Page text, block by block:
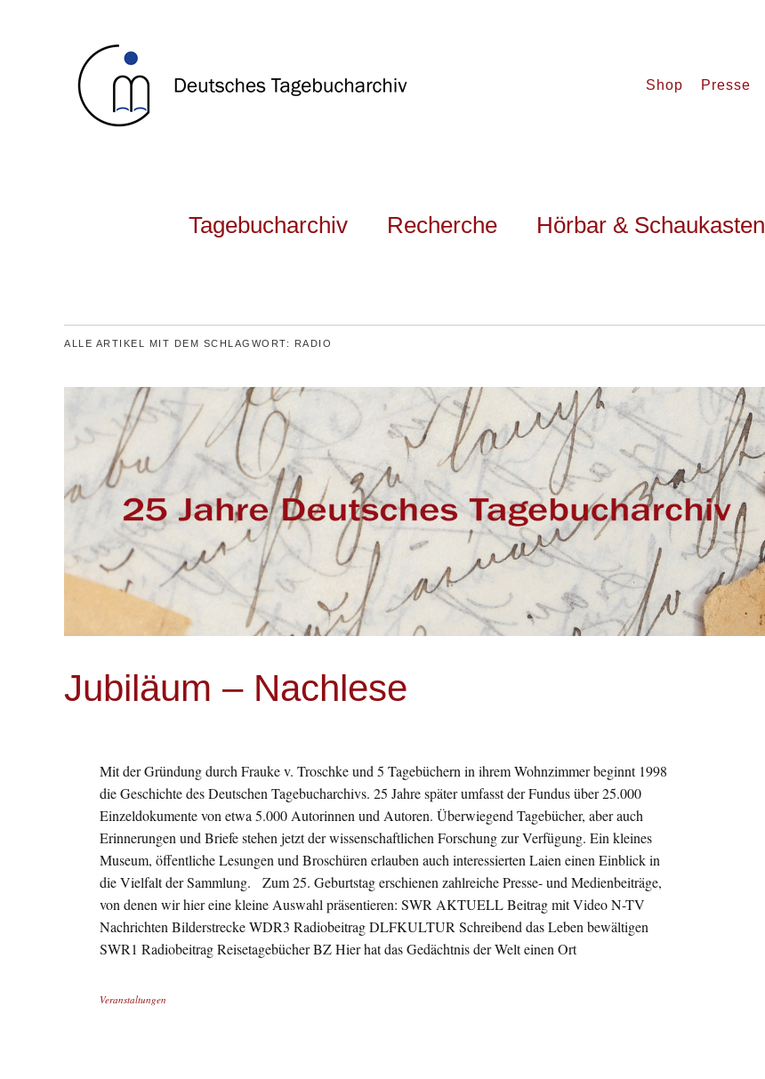
Shop Presse
Tagebucharchiv Recherche Hörbar & Schaukasten
ALLE ARTIKEL MIT DEM SCHLAGWORT: RADIO
Jubiläum – Nachlese
Mit der Gründung durch Frauke v. Troschke und 5 Tagebüchern in ihrem Wohnzimmer beginnt 1998
die Geschichte des Deutschen Tagebucharchivs. 25 Jahre später umfasst der Fundus über 25.000
Einzeldokumente von etwa 5.000 Autorinnen und Autoren. Überwiegend Tagebücher, aber auch
Erinnerungen und Briefe stehen jetzt der wissenschaftlichen Forschung zur Verfügung. Ein kleines
Museum, öffentliche Lesungen und Broschüren erlauben auch interessierten Laien einen Einblick in
die Vielfalt der Sammlung. Zum 25. Geburtstag erschienen zahlreiche Presse- und Medienbeiträge,
von denen wir hier eine kleine Auswahl präsentieren: SWR AKTUELL Beitrag mit Video N-TV
Nachrichten Bilderstrecke WDR3 Radiobeitrag DLFKULTUR Schreibend das Leben bewältigen
SWR1 Radiobeitrag Reisetagebücher BZ Hier hat das Gedächtnis der Welt einen Ort
Veranstaltungen